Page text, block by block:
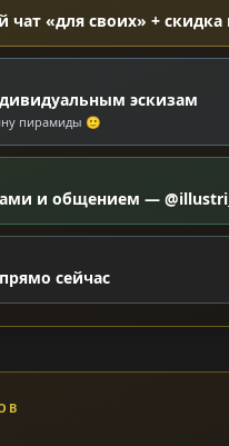
чат «для своих» + скидка
эскизам
пирамиды 🙂
и общением —
сейчас